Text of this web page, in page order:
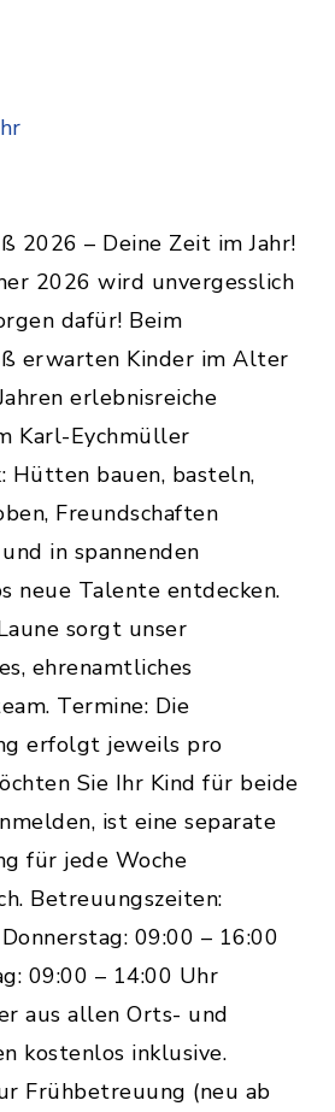
2026 – Deine Zeit im Jahr!
2026 wird unvergesslich
dafür! Beim
erwarten Kinder im Alter
erlebnisreiche
Karl-Eychmüller
Hütten bauen, basteln,
Freundschaften
in spannenden
neue Talente entdecken.
sorgt unser
ehrenamtliches
Termine: Die
erfolgt jeweils pro
Sie Ihr Kind für beide
ist eine separate
für jede Woche
Betreuungszeiten:
09:00 – 16:00
09:00 – 14:00 Uhr
aus allen Orts- und
kostenlos inklusive.
Frühbetreuung (neu ab